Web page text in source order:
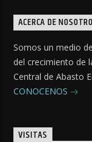
ACERCA DE
Somos un medio
del crecimiento de
Central de Abasto
CONOCENOS
VISITAS